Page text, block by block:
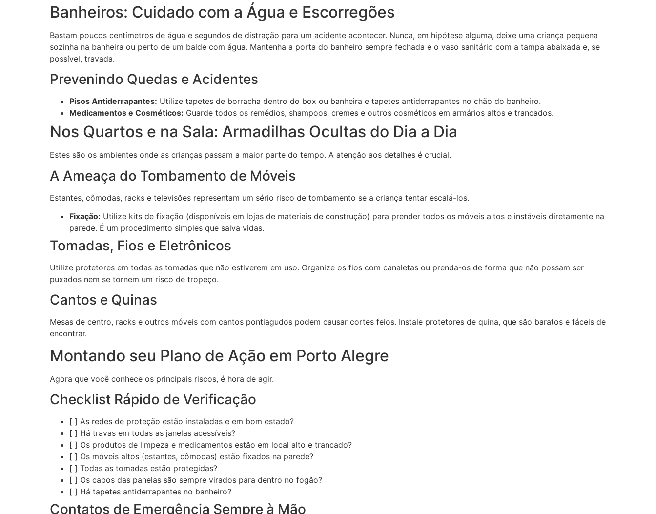
Banheiros: Cuidado com a Água e Escorregões
Bastam poucos centímetros de água e segundos de distração para um acidente acontecer. Nunca, em hipótese alguma, deixe uma criança pequena
sozinha na banheira ou perto de um balde com água. Mantenha a porta do banheiro sempre fechada e o vaso sanitário com a tampa abaixada e, se
possível, travada.
Prevenindo Quedas e Acidentes
Pisos Antiderrapantes: Utilize tapetes de borracha dentro do box ou banheira e tapetes antiderrapantes no chão do banheiro.
Medicamentos e Cosméticos: Guarde todos os remédios, shampoos, cremes e outros cosméticos em armários altos e trancados.
Nos Quartos e na Sala: Armadilhas Ocultas do Dia a Dia
Estes são os ambientes onde as crianças passam a maior parte do tempo. A atenção aos detalhes é crucial.
A Ameaça do Tombamento de Móveis
Estantes, cômodas, racks e televisões representam um sério risco de tombamento se a criança tentar escalá-los.
Fixação: Utilize kits de fixação (disponíveis em lojas de materiais de construção) para prender todos os móveis altos e instáveis diretamente na
parede. É um procedimento simples que salva vidas.
Tomadas, Fios e Eletrônicos
Utilize protetores em todas as tomadas que não estiverem em uso. Organize os fios com canaletas ou prenda-os de forma que não possam ser
puxados nem se tornem um risco de tropeço.
Cantos e Quinas
Mesas de centro, racks e outros móveis com cantos pontiagudos podem causar cortes feios. Instale protetores de quina, que são baratos e fáceis de
encontrar.
Montando seu Plano de Ação em Porto Alegre
Agora que você conhece os principais riscos, é hora de agir.
Checklist Rápido de Verificação
[ ] As redes de proteção estão instaladas e em bom estado?
[ ] Há travas em todas as janelas acessíveis?
[ ] Os produtos de limpeza e medicamentos estão em local alto e trancado?
[ ] Os móveis altos (estantes, cômodas) estão fixados na parede?
[ ] Todas as tomadas estão protegidas?
[ ] Os cabos das panelas são sempre virados para dentro no fogão?
[ ] Há tapetes antiderrapantes no banheiro?
Contatos de Emergência Sempre à Mão